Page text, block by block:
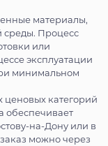
материалы,
среды. Процесс
или
эксплуатации
минимальном
ценовых категорий
обеспечивает
на-Дону или в
можно через